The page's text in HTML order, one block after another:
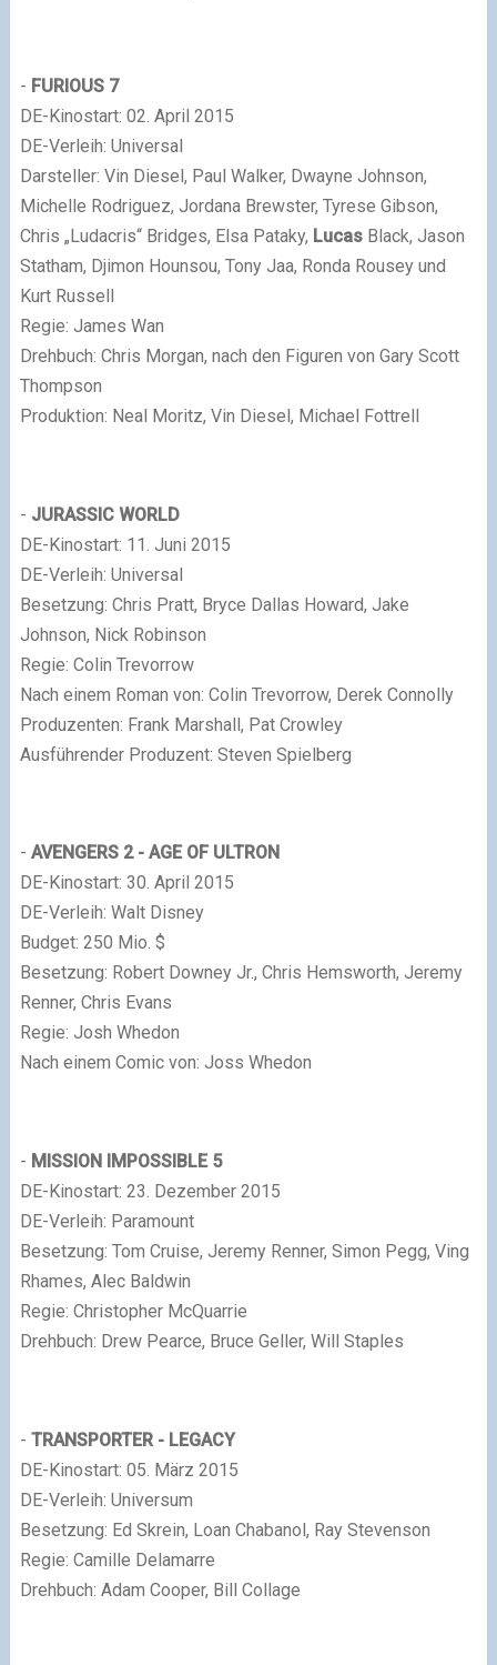
- FURIOUS 7
DE-Kinostart: 02. April 2015
DE-Verleih: Universal
Darsteller: Vin Diesel, Paul Walker, Dwayne Johnson,
Michelle Rodriguez, Jordana Brewster, Tyrese Gibson,
Chris „Ludacris“ Bridges, Elsa Pataky, LucasBlack, Jason
Statham, Djimon Hounsou, Tony Jaa, Ronda Rousey und
Kurt Russell
Regie: James Wan
Drehbuch: Chris Morgan, nach den Figuren von Gary Scott
Thompson
Produktion: Neal Moritz, Vin Diesel, Michael Fottrell
- JURASSIC WORLD
DE-Kinostart: 11. Juni 2015
DE-Verleih: Universal
Besetzung: Chris Pratt, Bryce Dallas Howard, Jake
Johnson, Nick Robinson
Regie: Colin Trevorrow
Nach einem Roman von: Colin Trevorrow, Derek Connolly
Produzenten: Frank Marshall, Pat Crowley
Ausführender Produzent: Steven Spielberg
- AVENGERS 2 - AGE OF ULTRON
DE-Kinostart: 30. April 2015
DE-Verleih: Walt Disney
Budget: 250 Mio. $
Besetzung: Robert Downey Jr., Chris Hemsworth, Jeremy
Renner, Chris Evans
Regie: Josh Whedon
Nach einem Comic von: Joss Whedon
- MISSION IMPOSSIBLE 5
DE-Kinostart: 23. Dezember 2015
DE-Verleih: Paramount
Besetzung: Tom Cruise, Jeremy Renner, Simon Pegg, Ving
Rhames, Alec Baldwin
Regie: Christopher McQuarrie
Drehbuch: Drew Pearce, Bruce Geller, Will Staples
- TRANSPORTER - LEGACY
DE-Kinostart: 05. März 2015
DE-Verleih: Universum
Besetzung: Ed Skrein, Loan Chabanol, Ray Stevenson
Regie: Camille Delamarre
Drehbuch: Adam Cooper, Bill Collage